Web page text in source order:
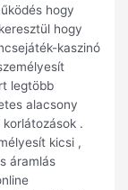
hogy
hogy
kaszinó
legtöbb
alacsony
.
kicsi ,
áramlás